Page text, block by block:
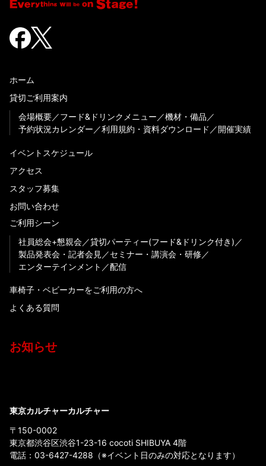
ホーム
貸切ご利用案内
会場概要
フード&ドリンクメニュー
機材・備品
予約状況カレンダー
利用規約・資料ダウンロード 開催実績
イベントスケジュール
アクセス
スタッフ募集
お問い合わせ
ご利用シーン
社員総会+懇親会
貸切パーティー(フード&ドリンク付き)
製品発表会・記者会見
セミナー・講演会・研修
エンターテインメント
配信
車椅子・ベビーカーをご利用の方へ
よくある質問
お知らせ
東京カルチャーカルチャー
〒150-0002
東京都渋谷区渋谷1-23-16 cocoti SHIBUYA 4階
電話： 03-6427-4288 （※イベント日のみの対応となります）